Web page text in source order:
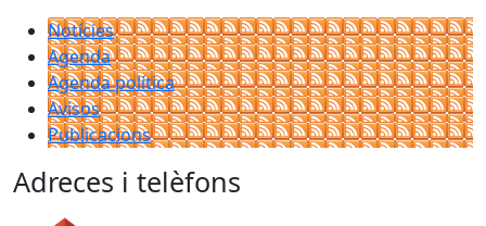
Notícies
Agenda
Agenda política
Avisos
Publicacions
Adreces i telèfons